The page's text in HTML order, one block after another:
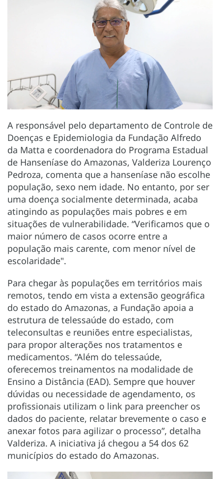
A responsável pelo departamento de Controle de
Doenças e Epidemiologia da Fundação Alfredo
da Matta e coordenadora do Programa Estadual
de Hanseníase do Amazonas, Valderiza Lourenço
Pedroza, comenta que a hanseníase não escolhe
população, sexo nem idade. No entanto, por ser
uma doença socialmente determinada, acaba
atingindo as populações mais pobres e em
situações de vulnerabilidade. “Verificamos que o
maior número de casos ocorre entre a
população mais carente, com menor nível de
escolaridade".
Para chegar às populações em territórios mais
remotos, tendo em vista a extensão geográfica
do estado do Amazonas, a Fundação apoia a
estrutura de telessaúde do estado, com
teleconsultas e reuniões entre especialistas,
para propor alterações nos tratamentos e
medicamentos. “Além do telessaúde,
oferecemos treinamentos na modalidade de
Ensino a Distância (EAD). Sempre que houver
dúvidas ou necessidade de agendamento, os
profissionais utilizam o link para preencher os
dados do paciente, relatar brevemente o caso e
anexar fotos para agilizar o processo”, detalha
Valderiza. A iniciativa já chegou a 54 dos 62
municípios do estado do Amazonas.